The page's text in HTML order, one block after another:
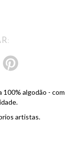
algodão - com
artistas.